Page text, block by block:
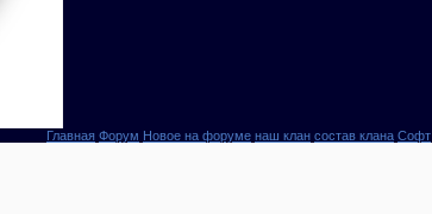
Главная Форум Новое на форуме наш клан состав клана Софт